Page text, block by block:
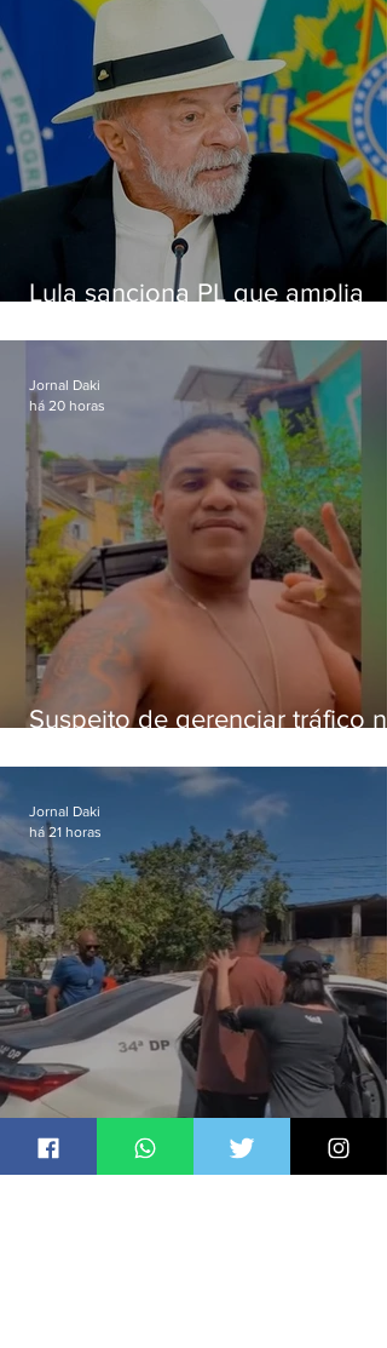
Lula sanciona PL que amplia
crianças
Suspeito de gerenciar tráfico na
foragido
Jornal Daki
há 20 horas
Dupla é detida por comércio
ilegal de animais silvestres em
Jornal Daki
há 21 horas